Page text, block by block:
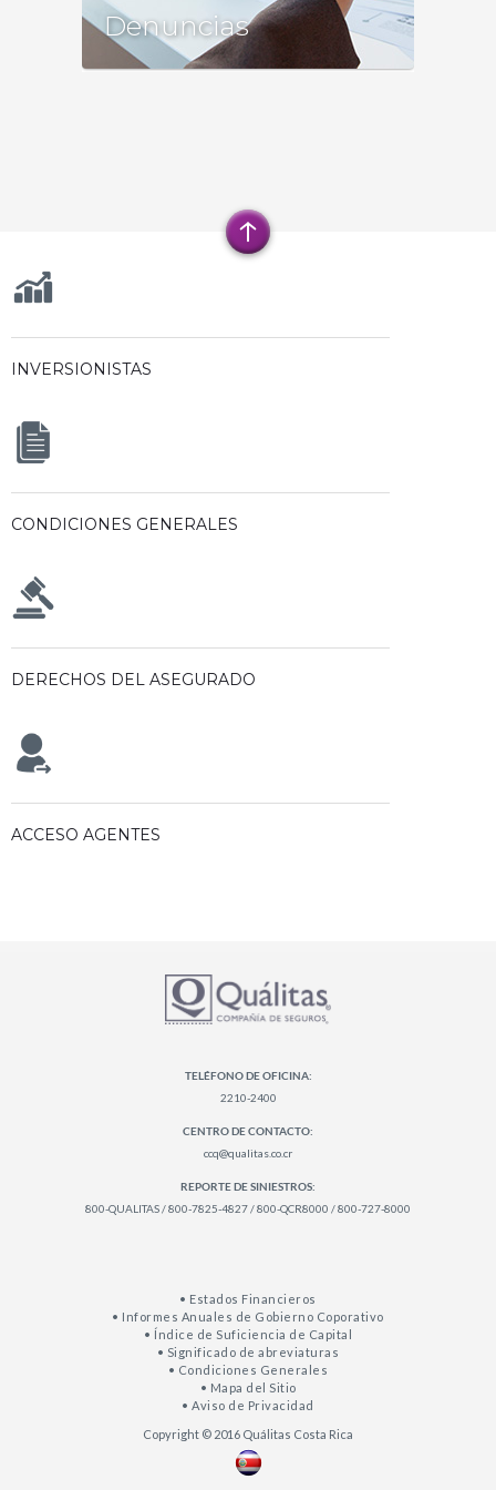
Denuncias
Tu denuncia será recibida por la
Dirección General, quien está
comprometida con los valores de
CONOCE MÁS
INVERSIONISTAS
CONDICIONES GENERALES
DERECHOS DEL ASEGURADO
ACCESO AGENTES
TELÉFONO DE OFICINA:
2210-2400
CENTRO DE CONTACTO:
ccq@qualitas.co.cr
REPORTE DE SINIESTROS:
800-QUALITAS / 800-7825-4827 / 800-QCR8000 / 800-727-8000
• Estados Financieros
• Informes Anuales de Gobierno Coporativo
• Índice de Suficiencia de Capital
• Significado de abreviaturas
• Condiciones Generales
• Mapa del Sitio
• Aviso de Privacidad
Copyright © 2016 Quálitas Costa Rica